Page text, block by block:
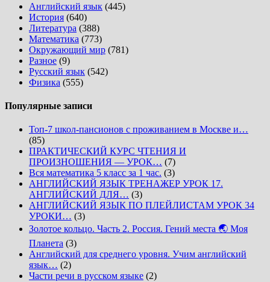
Английский язык (445)
История (640)
Литература (388)
Математика (773)
Окружающий мир (781)
Разное (9)
Русский язык (542)
Физика (555)
Популярные записи
Топ-7 школ-пансионов с проживанием в Москве и…
(85)
ПРАКТИЧЕСКИЙ КУРС ЧТЕНИЯ И
ПРОИЗНОШЕНИЯ — УРОК… (7)
Вся математика 5 класс за 1 час. (3)
АНГЛИЙСКИЙ ЯЗЫК ТРЕНАЖЕР УРОК 17.
АНГЛИЙСКИЙ ДЛЯ… (3)
АНГЛИЙСКИЙ ЯЗЫК ПО ПЛЕЙЛИСТАМ УРОК 34
УРОКИ… (3)
Золотое кольцо. Часть 2. Россия. Гений места 🌏 Моя
Планета (3)
Английский для среднего уровня. Учим английский
язык… (2)
Части речи в русском языке (2)